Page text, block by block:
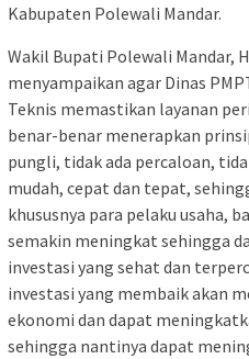
Kabupaten Polewali Mandar.
Wakil Bupati Polewali Mandar,
menyampaikan agar Dinas
Teknis memastikan layanan
benar-benar menerapkan
pungli, tidak ada percaloan,
mudah, cepat dan tepat,
khususnya para pelaku usaha,
semakin meningkat sehingga
investasi yang sehat dan
investasi yang membaik akan
ekonomi dan dapat
sehingga nantinya dapat